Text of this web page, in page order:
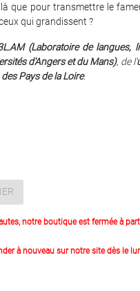
là que pour transmettre le
qui grandissent ?
(Laboratoire de langues,
d'Angers et du Mans), de l'
Pays de la Loire.
notre boutique est fermée à
à nouveau sur notre site dès le